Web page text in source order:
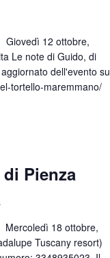
Giovedì 12 ottobre,
Le note di Guido, di
dell'evento su
tortello-maremmano/
Pienza
Mercoledì 18 ottobre,
Tuscany resort)